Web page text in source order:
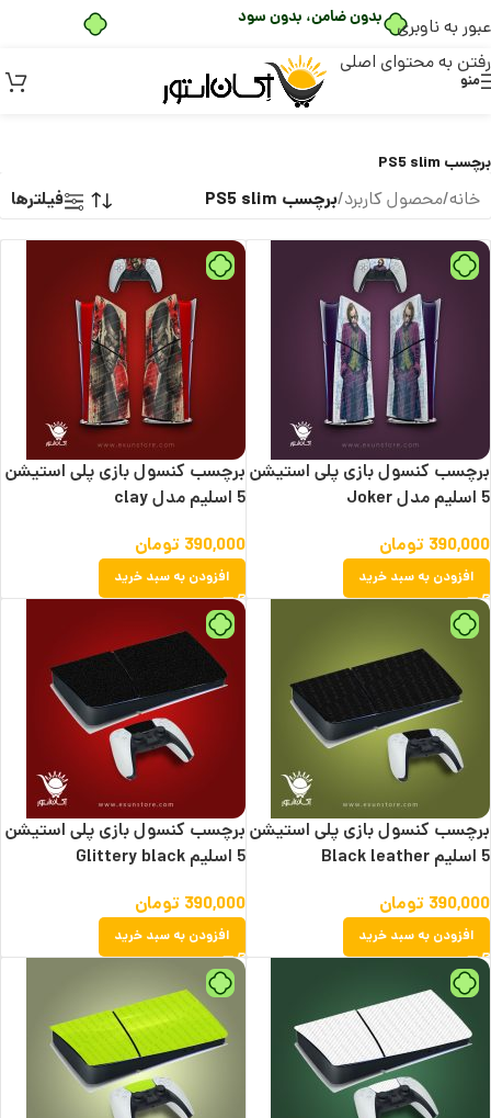
بدون ضامن، بدون سود
عبور به ناوبری
رفتن به محتوای اصلی
منو
برچسب PS5 slim
خانه/محصول کاربرد/برچسب PS5 slim فیلترها
برچسب کنسول بازی پلی استیشن
5 اسلیم مدل Joker
390,000 تومان
افزودن به سبد خرید
برچسب کنسول بازی پلی استیشن
5 اسلیم مدل clay
390,000 تومان
افزودن به سبد خرید
برچسب کنسول بازی پلی استیشن
5 اسلیم Black leather
390,000 تومان
افزودن به سبد خرید
برچسب کنسول بازی پلی استیشن
5 اسلیم Glittery black
390,000 تومان
افزودن به سبد خرید